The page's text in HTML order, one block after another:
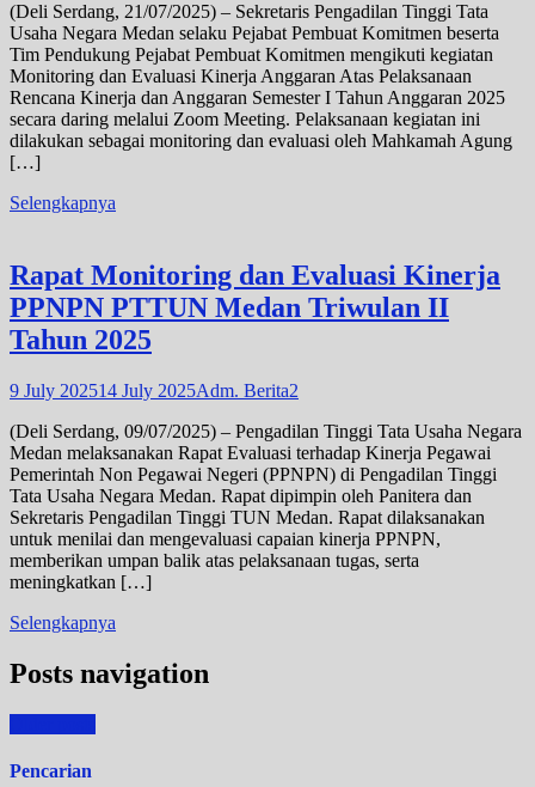
(Deli Serdang, 21/07/2025) – Sekretaris Pengadilan Tinggi Tata
Usaha Negara Medan selaku Pejabat Pembuat Komitmen beserta
Tim Pendukung Pejabat Pembuat Komitmen mengikuti kegiatan
Monitoring dan Evaluasi Kinerja Anggaran Atas Pelaksanaan
Rencana Kinerja dan Anggaran Semester I Tahun Anggaran 2025
secara daring melalui Zoom Meeting. Pelaksanaan kegiatan ini
dilakukan sebagai monitoring dan evaluasi oleh Mahkamah Agung
[…]
Selengkapnya
Rapat Monitoring dan Evaluasi Kinerja
PPNPN PTTUN Medan Triwulan II
Tahun 2025
9 July 202514 July 2025Adm. Berita2
(Deli Serdang, 09/07/2025) – Pengadilan Tinggi Tata Usaha Negara
Medan melaksanakan Rapat Evaluasi terhadap Kinerja Pegawai
Pemerintah Non Pegawai Negeri (PPNPN) di Pengadilan Tinggi
Tata Usaha Negara Medan. Rapat dipimpin oleh Panitera dan
Sekretaris Pengadilan Tinggi TUN Medan. Rapat dilaksanakan
untuk menilai dan mengevaluasi capaian kinerja PPNPN,
memberikan umpan balik atas pelaksanaan tugas, serta
meningkatkan […]
Selengkapnya
Posts navigation
Pencarian